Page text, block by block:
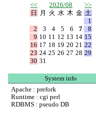
<<
2026/08
>>
日
月 火 水 木 金 土
1
2
3 4 5 6 7
8
9 10 11 12 13 14 15
16 17 18 19 20 21 22
23 24 25 26 27 28 29
30 31
System info
Apache : prefork
Runtime : cgi perl
RDBMS : pseudo DB